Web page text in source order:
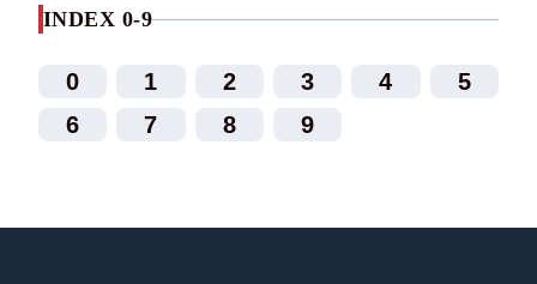
INDEX 0-9
0 1 2 3 4
5
6
7 8 9